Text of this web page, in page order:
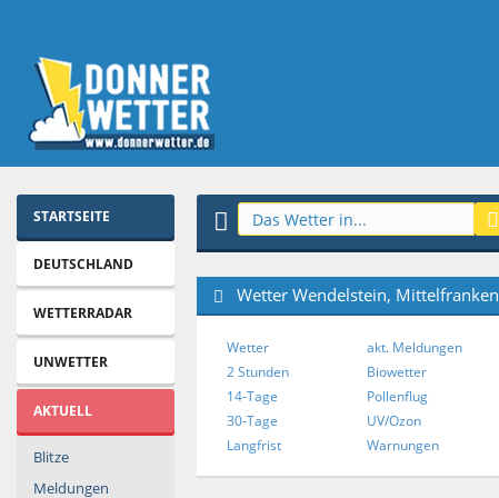
STARTSEITE
DEUTSCHLAND
WETTERRADAR
UNWETTER
AKTUELL
Blitze
Meldungen
Wetter Wendelstein, Mittelfranken
Wetter
2 Stunden
14-Tage
30-Tage
Langfrist
akt. Meldungen
Biowetter
Pollenflug
UV/Ozon
Warnungen